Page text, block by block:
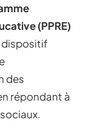
(PPRE)
dispositif
des
répondant à